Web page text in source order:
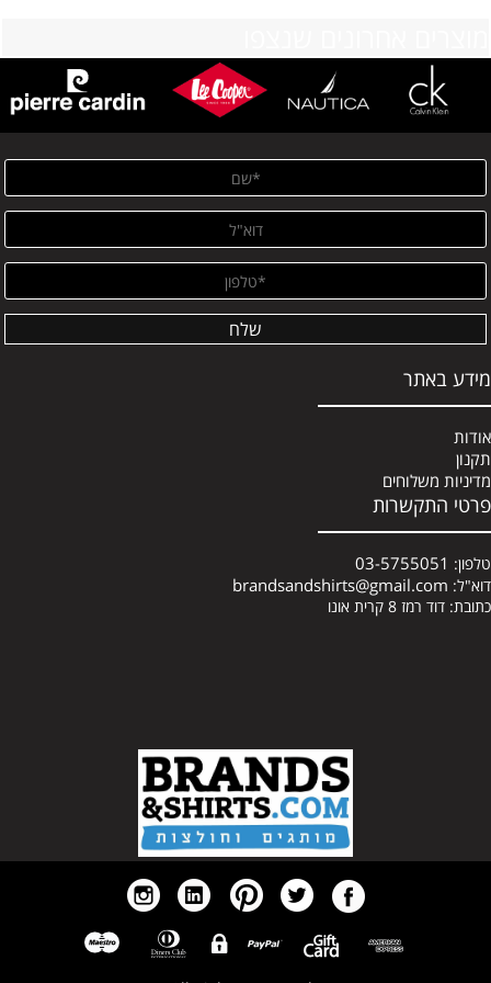
מידע באתר
אודות
תקנון
מדיניות משלוחים
פרטי התקשרות
טלפון: 03-5755051
דוא"ל: brandsandshirts@gmail.com
כתובת: דוד רמז 8 קרית אונו